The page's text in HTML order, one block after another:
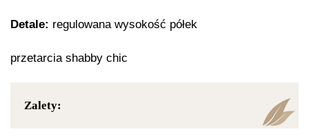
Detale: regulowana wysokość półek
przetarcia shabby chic
Zalety: